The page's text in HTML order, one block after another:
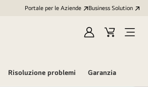
Portale per le Aziende Business Solution
AccediCart
Open
Risoluzione problemi Garanzia